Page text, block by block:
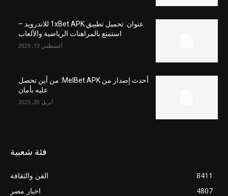
عنوان: تحميل تطبيق 1xBet APK للاندرويد –
استمتع بالمراهنات الرياضية والألعاب
أغسطس 13, 2025
أحدث إصدار من MelBet APK: من أين تحصل
عليه بأمان
أبريل 30, 2025
فئة شعبية
الفن والثقافة
8411
اخبار مصر
4807